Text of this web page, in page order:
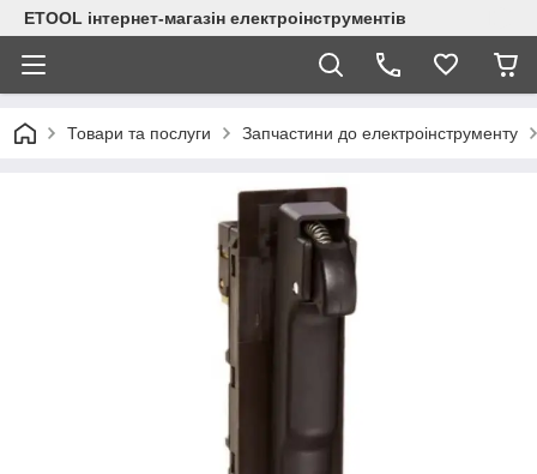
ETOOL інтернет-магазін електроінструментів
Товари та послуги Запчастини до електроінструменту